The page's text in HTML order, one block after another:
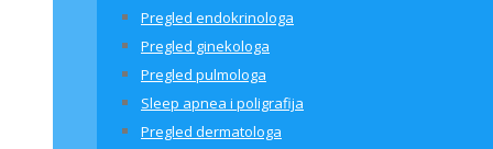
Pregled endokrinologa
Pregled ginekologa
Pregled pulmologa
Sleep apnea i poligrafija
Pregled dermatologa